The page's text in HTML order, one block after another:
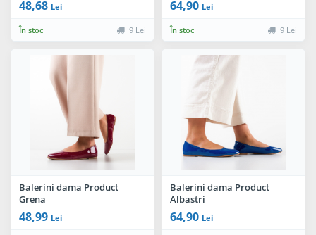
48,68 Lei
În stoc 9 Lei
64,90 Lei
În stoc 9 Lei
Balerini dama Product
Grena
48,99 Lei
Balerini dama Product
Albastri
64,90 Lei